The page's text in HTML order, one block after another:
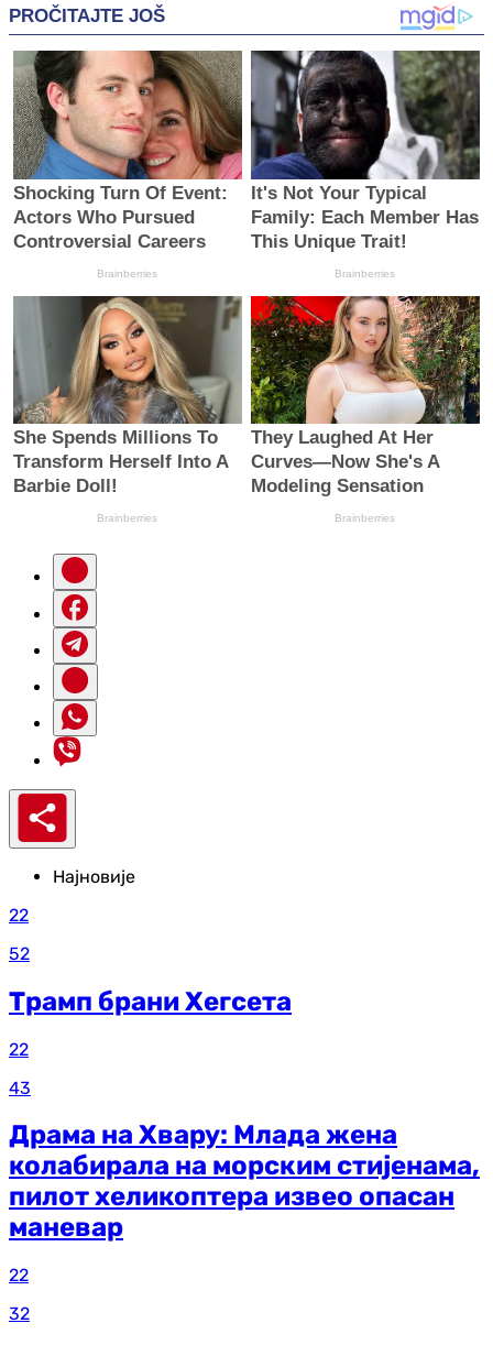
Најновије
22
52
Трамп брани Хегсета
22
43
Драма на Хвару: Млада жена
колабирала на морским стијенама,
пилот хеликоптера извео опасан
маневар
22
32